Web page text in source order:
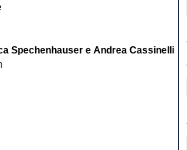
Spechenhauser e Andrea Cassinelli